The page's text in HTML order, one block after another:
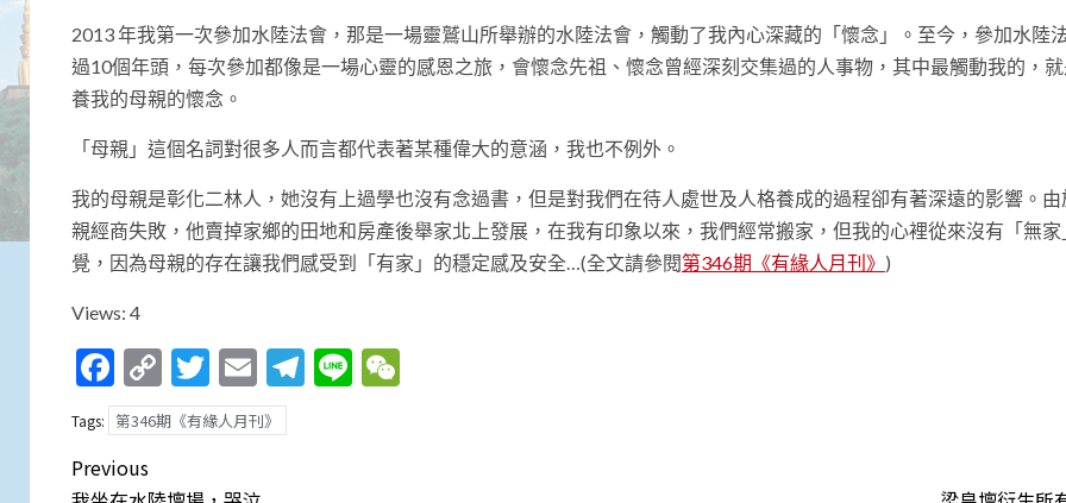
2013 年我第一次參加水陸法會，那是一場靈鷲山所舉辦的水陸法會，觸動了我內心深藏的「懷念」。至今，參加水陸
過10個年頭，每次參加都像是一場心靈的感恩之旅，會懷念先祖、懷念曾經深刻交集過的人事物，其中最觸動我的，
養我的母親的懷念。
「母親」這個名詞對很多人而言都代表著某種偉大的意涵，我也不例外。
我的母親是彰化二林人，她沒有上過學也沒有念過書，但是對我們在待人處世及人格養成的過程卻有著深遠的影響。由
親經商失敗，他賣掉家鄉的田地和房產後舉家北上發展，在我有印象以來，我們經常搬家，但我的心裡從來沒有「無家
覺，因為母親的存在讓我們感受到「有家」的穩定感及安全…(全文請參閱第346期《有緣人月刊》 )
Views: 4
Facebook
Copy
Link
Twitter
EmailTelegram
Line
Tags: 第346期《有緣人月刊》
Post
Previous